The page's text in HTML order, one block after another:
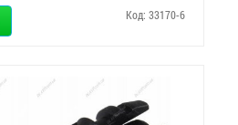
Код: 33170-6